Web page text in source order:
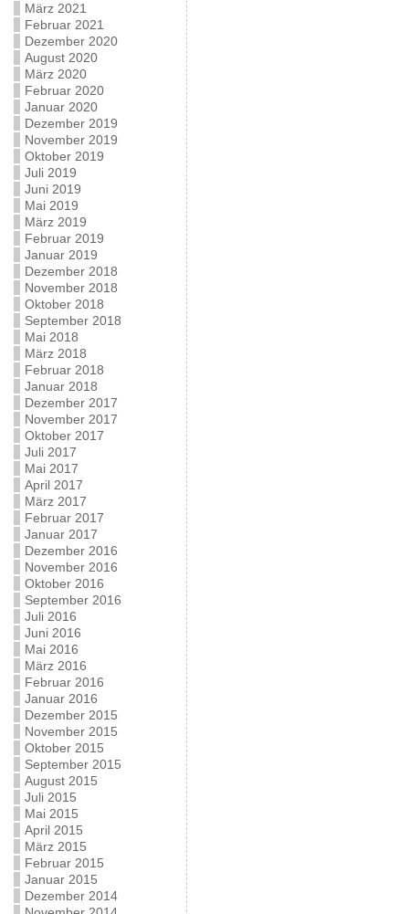
März 2021
Februar 2021
Dezember 2020
August 2020
März 2020
Februar 2020
Januar 2020
Dezember 2019
November 2019
Oktober 2019
Juli 2019
Juni 2019
Mai 2019
März 2019
Februar 2019
Januar 2019
Dezember 2018
November 2018
Oktober 2018
September 2018
Mai 2018
März 2018
Februar 2018
Januar 2018
Dezember 2017
November 2017
Oktober 2017
Juli 2017
Mai 2017
April 2017
März 2017
Februar 2017
Januar 2017
Dezember 2016
November 2016
Oktober 2016
September 2016
Juli 2016
Juni 2016
Mai 2016
März 2016
Februar 2016
Januar 2016
Dezember 2015
November 2015
Oktober 2015
September 2015
August 2015
Juli 2015
Mai 2015
April 2015
März 2015
Februar 2015
Januar 2015
Dezember 2014